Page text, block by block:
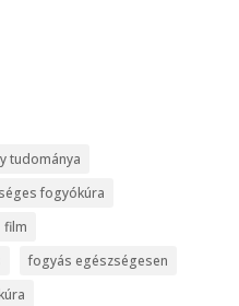
tudománya
fogyókúra
film
fogyás egészségesen